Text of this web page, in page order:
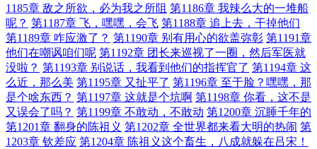
1185章 敌之所欲，必为我之所阻 第1186章 我辣么大的一堆船
呢？ 第1187章 飞，嘿嘿，会飞 第1188章 追上去，干掉他们
第1189章 咋应激了？ 第1190章 别有用心的欲盖弥彰 第1191章
他们在嘲讽咱们呢 第1192章 团长来巡视了一圈，然后军医就
没啦？ 第1193章 别说话，我看到他们的指挥官了 第1194章 这
么近，那么美 第1195章 又扯平了 第1196章 至于脸？嘿嘿，那
是个啥东西？ 第1197章 这就是个坑啊 第1198章 你看，这不是
又误会了吗？ 第1199章 不敢动，不敢动 第1200章 沉睡千年的
第1201章 翻身的陈祖义 第1202章 全世界都来看大明的热闹 第
1203章 钦差应 第1204章 陈祖义这个畜生，八成就躲在吕宋！